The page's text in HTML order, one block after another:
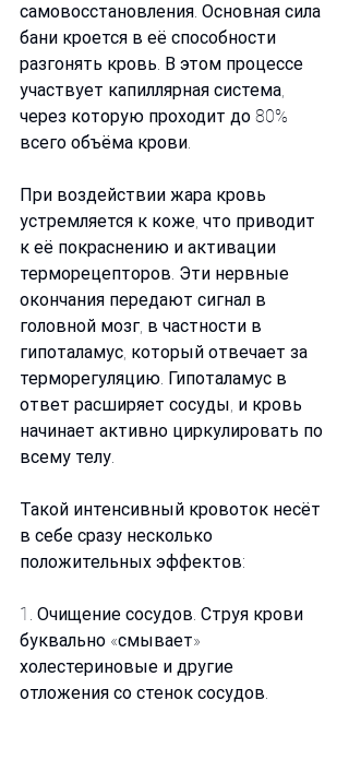
самовосстановления. Основная сила
бани кроется в её способности
разгонять кровь. В этом процессе
участвует капиллярная система,
через которую проходит до 80%
всего объёма крови.
При воздействии жара кровь
устремляется к коже, что приводит
к её покраснению и активации
терморецепторов. Эти нервные
окончания передают сигнал в
головной мозг, в частности в
гипоталамус, который отвечает за
терморегуляцию. Гипоталамус в
ответ расширяет сосуды, и кровь
начинает активно циркулировать по
всему телу.
Такой интенсивный кровоток несёт
в себе сразу несколько
положительных эффектов:
1. Очищение сосудов. Струя крови
буквально «смывает»
холестериновые и другие
отложения со стенок сосудов.